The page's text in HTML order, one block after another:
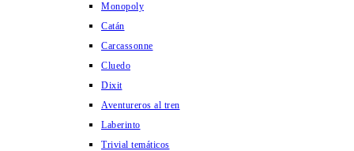
Monopoly
Catán
Carcassonne
Cluedo
Dixit
Aventureros al tren
Laberinto
Trivial temáticos